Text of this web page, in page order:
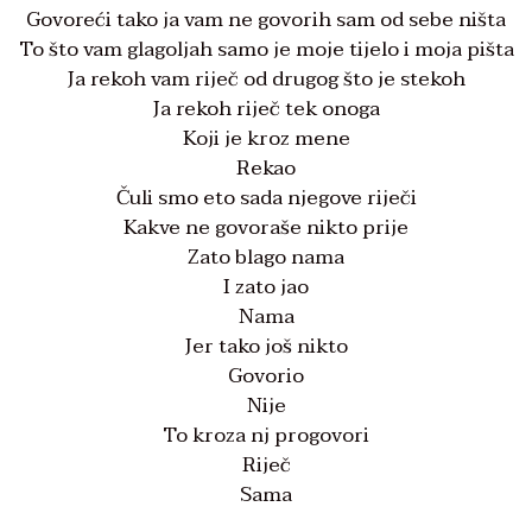
Govoreći tako ja vam ne govorih sam od sebe ništa
To što vam glagoljah samo je moje tijelo i moja pišta
Ja rekoh vam riječ od drugog što je stekoh
Ja rekoh riječ tek onoga
Koji je kroz mene
Rekao
Čuli smo eto sada njegove riječi
Kakve ne govoraše nikto prije
Zato blago nama
I zato jao
Nama
Jer tako još nikto
Govorio
Nije
To kroza nj progovori
Riječ
Sama